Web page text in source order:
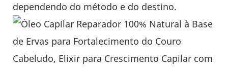
dependendo do método e do destino.